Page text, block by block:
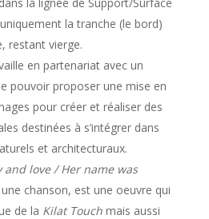
la tranche (le bord)
restant vierge.
en partenariat avec un
pouvoir proposer une mise en
pour créer et réaliser des
destinées à s’intégrer dans
et architecturaux.
and love /Her name was
chanson, est une oeuvre qui
de la Kilat Touchmais aussi